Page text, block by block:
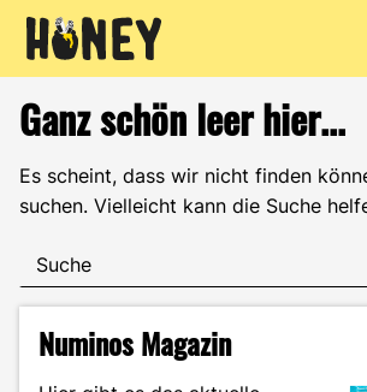
Inhalt
springen
Ganz schön leer hier...
Es scheint, dass wir nicht finden
suchen. Vielleicht kann die Suche
Numinos Magazin